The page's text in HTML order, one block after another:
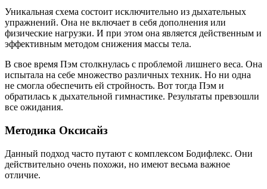
Уникальная схема состоит исключительно из дыхательных
упражнений. Она не включает в себя дополнения или
физические нагрузки. И при этом она является действенным и
эффективным методом снижения массы тела.
В свое время Пэм столкнулась с проблемой лишнего веса. Она
испытала на себе множество различных техник. Но ни одна
не смогла обеспечить ей стройность. Вот тогда Пэм и
обратилась к дыхательной гимнастике. Результаты превзошли
все ожидания.
Методика Оксисайз
Данный подход часто путают с комплексом Бодифлекс. Они
действительно очень похожи, но имеют весьма важное
отличие.